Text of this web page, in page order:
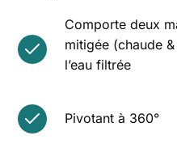
Comporte deux
mitigée (chaude
l’eau filtrée
Pivotant à 360°